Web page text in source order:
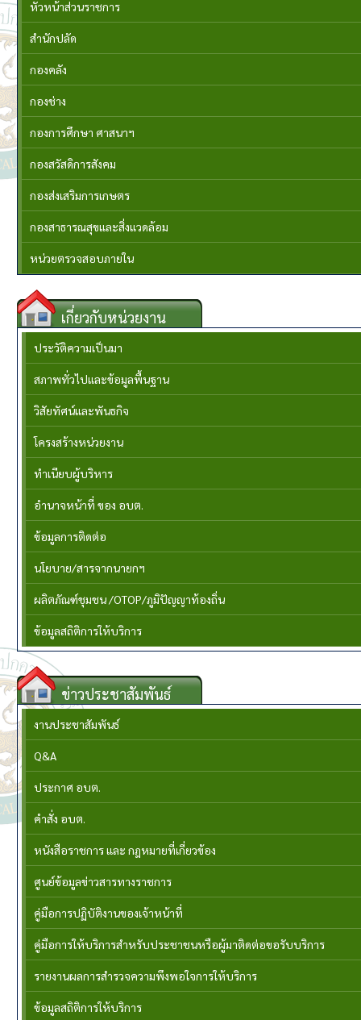
หัวหน้าส่วนราชการ
สำนักปลัด
กองคลัง
กองช่าง
กองการศึกษา ศาสนาฯ
กองสวัสดิการสังคม
กองส่งเสริมการเกษตร
กองสาธารณสุขและสิ่งแวดล้อม
หน่วยตรวจสอบภายใน
เกี่ยวกับหน่วยงาน
ประวัติความเป็นมา
สภาพทั่วไปและข้อมูลพื้นฐาน
วิสัยทัศน์และพันธกิจ
โครงสร้างหน่วยงาน
ทำเนียบผู้บริหาร
อำนาจหน้าที่ ของ อบต.
ข้อมูลการติดต่อ
นโยบาย/สารจากนายกฯ
ผลิตภัณฑ์ชุมชน /OTOP/ภูมิปัญญาท้องถิ่น
ข้อมูลสถิติการให้บริการ
ข่าวประชาสัมพันธ์
งานประชาสัมพันธ์
Q&A
ประกาศ อบต.
คำสั่ง อบต.
หนังสือราชการ และ กฎหมายที่เกี่ยวข้อง
ศูนย์ข้อมูลข่าวสารทางราชการ
คู่มือการปฏิบัติงานของเจ้าหน้าที่
คู่มือการให้บริการสำหรับประชาชนหรือผู้มาติดต่อขอรับบริการ
รายงานผลการสำรวจความพึงพอใจการให้บริการ
ข้อมูลสถิติการให้บริการ